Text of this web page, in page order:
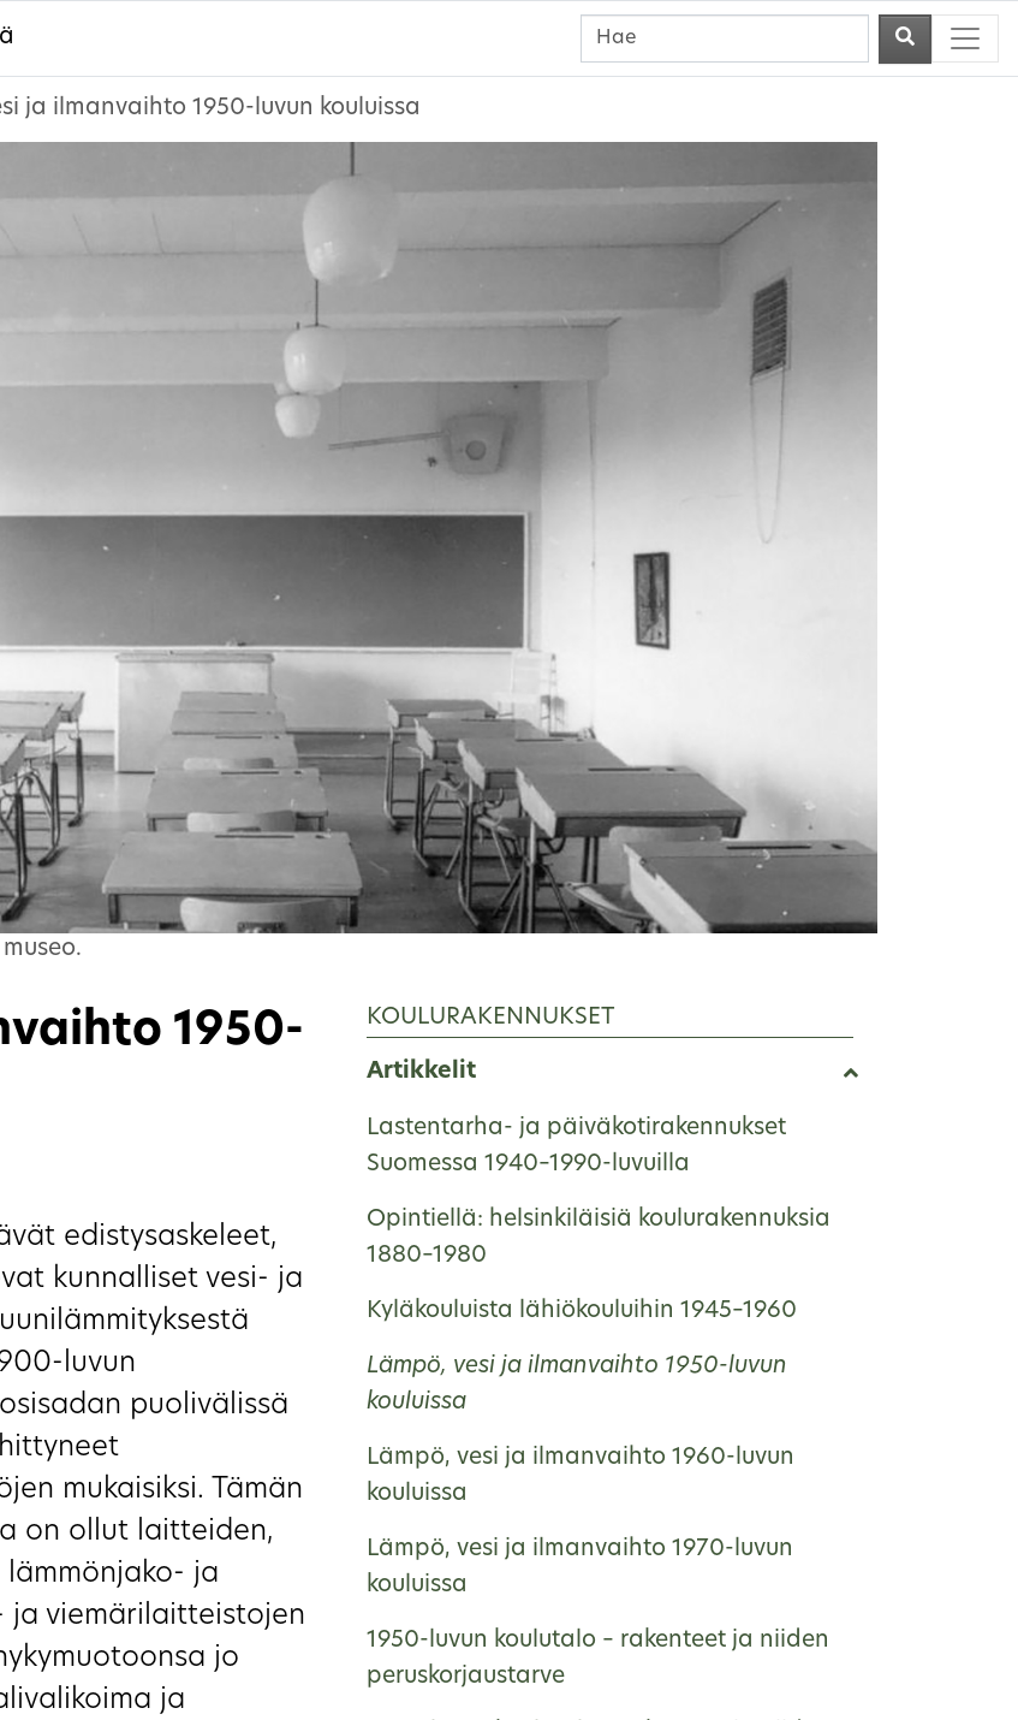
ja ilmanvaihto 1950-luvun kouluissa
1950-
edistysaskeleet,
kunnalliset vesi- ja
luvun
puolivälissä
mukaisiksi. Tämän
on ollut laitteiden,
ja
ja viemärilaitteistojen
jo
ja
KOULURAKENNUKSET
Artikkelit
Lastentarha- ja päiväkotirakennukset
Suomessa 1940–1990-luvuilla
Opintiellä: helsinkiläisiä koulurakennuksia
1880–1980
Kyläkouluista lähiökouluihin 1945–1960
Lämpö, vesi ja ilmanvaihto 1950-luvun
kouluissa
Lämpö, vesi ja ilmanvaihto 1960-luvun
kouluissa
Lämpö, vesi ja ilmanvaihto 1970-luvun
kouluissa
1950-luvun koulutalo – rakenteet ja niiden
peruskorjaustarve